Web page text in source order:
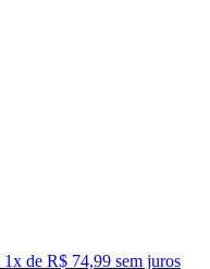
1x de R$ 74,99 sem juros